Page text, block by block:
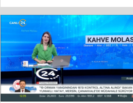
Window
Color
Transparency
Font Size
Text Edge Style
Font Family